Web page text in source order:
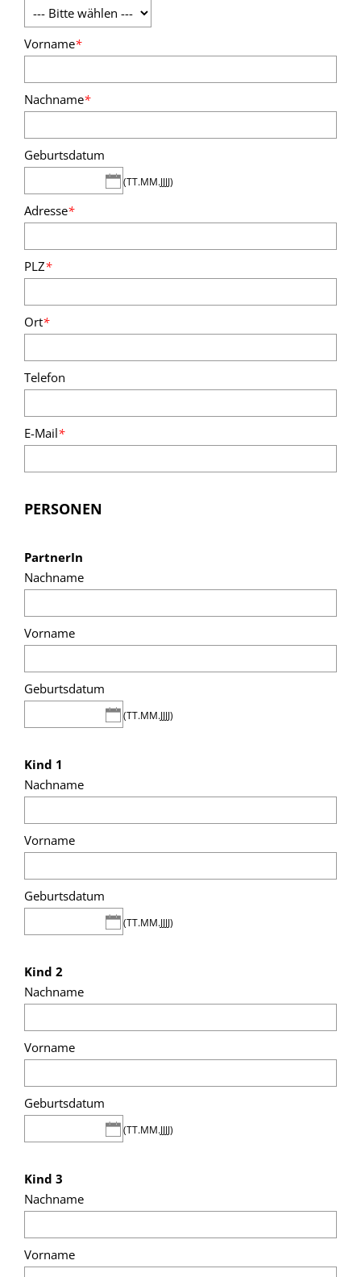
Vorname*
Nachname*
Geburtsdatum
(TT.MM.JJJJ)
Adresse*
PLZ*
Ort*
Telefon
E-Mail*
PERSONEN
PartnerIn
Nachname
Vorname
Geburtsdatum
(TT.MM.JJJJ)
Kind 1
Nachname
Vorname
Geburtsdatum
(TT.MM.JJJJ)
Kind 2
Nachname
Vorname
Geburtsdatum
(TT.MM.JJJJ)
Kind 3
Nachname
Vorname